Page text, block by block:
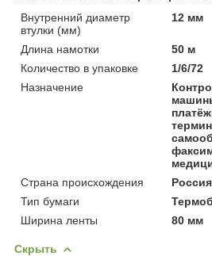
Внутренний диаметр
втулки (мм)
12 мм
Длина намотки
50 м
Количество в упаковке
1/6/72
Назначение
Страна происхождения
Россия
Тип бумаги
Ширина ленты
80 мм
Скрыть